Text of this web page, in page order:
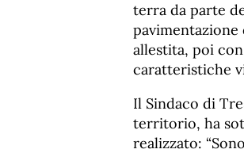
terra da parte
allestita, poi
caratteristiche
Il Sindaco di
territorio, ha
realizzato: